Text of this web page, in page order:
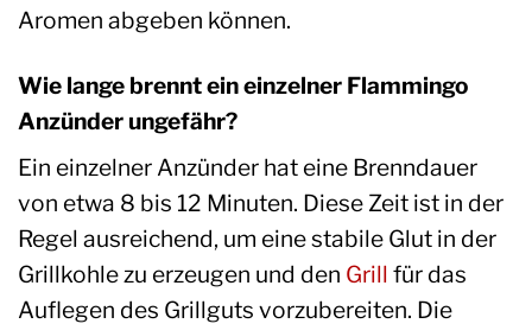
Aromen abgeben können.
Wie lange brennt ein einzelner Flammingo
Anzünder ungefähr?
Ein einzelner Anzünder hat eine Brenndauer
von etwa 8 bis 12 Minuten. Diese Zeit ist in der
Regel ausreichend, um eine stabile Glut in der
Grillkohle zu erzeugen und den Grill für das
Auflegen des Grillguts vorzubereiten. Die